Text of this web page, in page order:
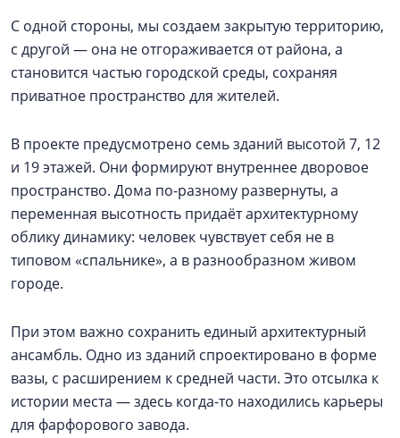
С одной стороны, мы создаем закрытую территорию,
с другой — она не отгораживается от района, а
становится частью городской среды, сохраняя
приватное пространство для жителей.
В проекте предусмотрено семь зданий высотой 7, 12
и 19 этажей. Они формируют внутреннее дворовое
пространство. Дома по-разному развернуты, а
переменная высотность придаёт архитектурному
облику динамику: человек чувствует себя не в
типовом «спальнике», а в разнообразном живом
городе.
При этом важно сохранить единый архитектурный
ансамбль. Одно из зданий спроектировано в форме
вазы, с расширением к средней части. Это отсылка к
истории места — здесь когда-то находились карьеры
для фарфорового завода.